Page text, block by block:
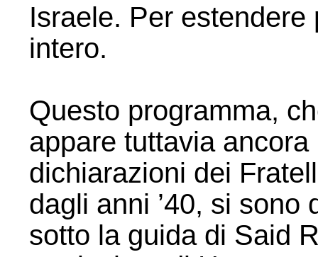
Israele. Per
intero.
Questo programma,
appare tuttavia
dichiarazioni dei
dagli anni ’40, si
sotto la guida di Said